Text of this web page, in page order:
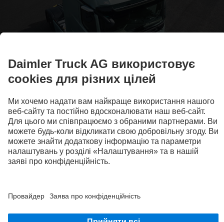
Гарантія
Окрім гарантії на 12 місяців з необмеженим пробігом на весь
автомобіль, розширена гарантія Mercedes-Benz Trucks на 36
передні та задні мости, карданна передача та сповільнювач,